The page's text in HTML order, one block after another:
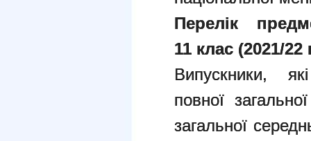
Перелік
11 клас (2021/22
Випускники,
повної
загальної